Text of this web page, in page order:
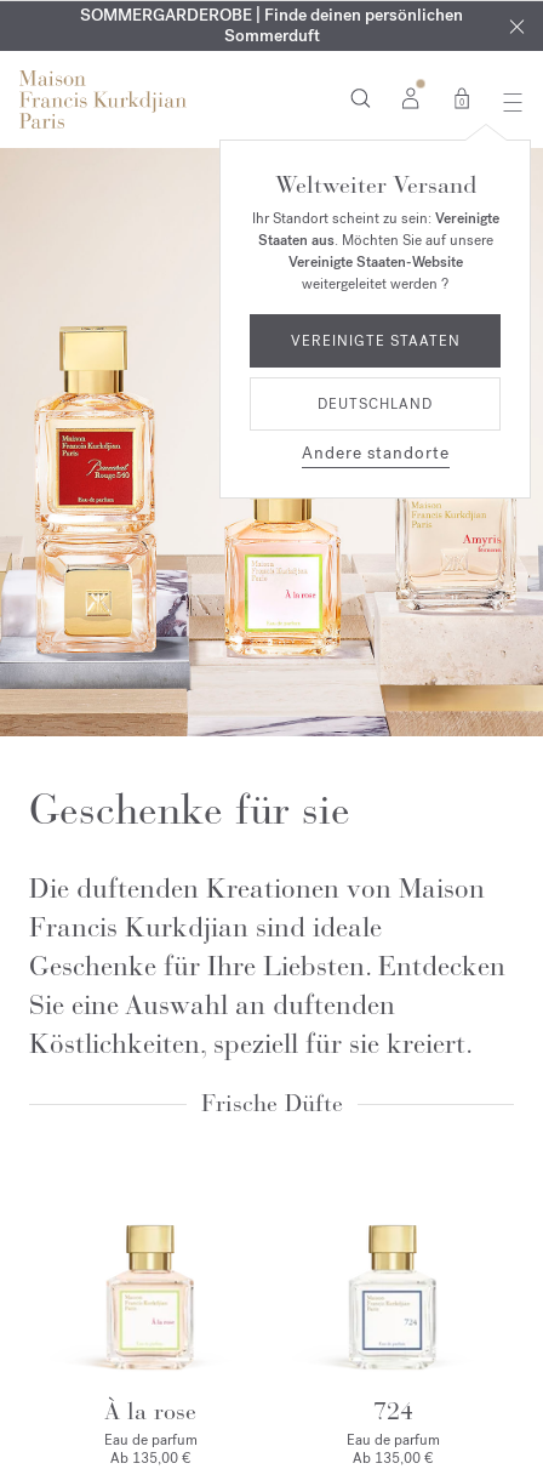
EXKLUSIV | Erhalten Sie OUD velvet moodin Ihrer Bestellung*
KOSTENLOSE GRAVUR | Auf alle Düfte und Körperöle bis zum
9. August
SOMMERGARDEROBE | Finde deinen persönlichen
Sommerduft
0
Weltweiter Versand
Ihr Standort scheint zu sein: Vereinigte
Staaten aus. Möchten Sie auf unsere
Vereinigte Staaten-Website
weitergeleitet werden ?
VEREINIGTE STAATEN
DEUTSCHLAND
Andere standorte
Geschenke für sie
Die duftenden Kreationen von Maison
Francis Kurkdjian sind ideale
Geschenke für Ihre Liebsten. Entdecken
Sie eine Auswahl an duftenden
Köstlichkeiten, speziell für sie kreiert.
Frische Düfte
À la rose
Eau de parfum
Ab 135,00 €
724
Eau de parfum
Ab 135,00 €